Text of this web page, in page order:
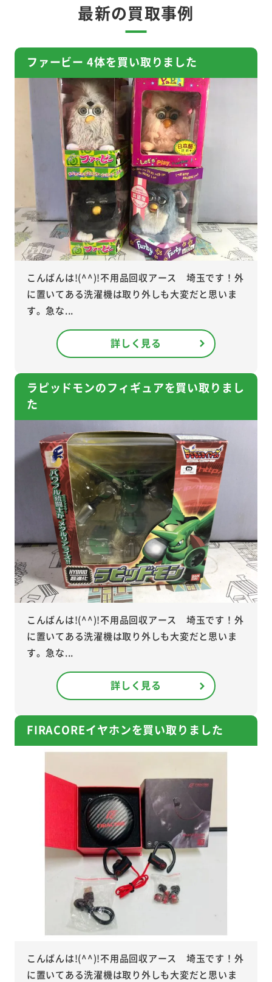
最新の買取事例
ファービー 4体を買い取りました
こんばんは!(^^)!不用品回収アース 埼玉です！外
に置いてある洗濯機は取り外しも大変だと思いま
す。急な...
詳しく見る
ラピッドモンのフィギュアを買い取りまし
た
こんばんは!(^^)!不用品回収アース 埼玉です！外
に置いてある洗濯機は取り外しも大変だと思いま
す。急な...
詳しく見る
FIRACOREイヤホンを買い取りました
こんばんは!(^^)!不用品回収アース 埼玉です！外
に置いてある洗濯機は取り外しも大変だと思いま